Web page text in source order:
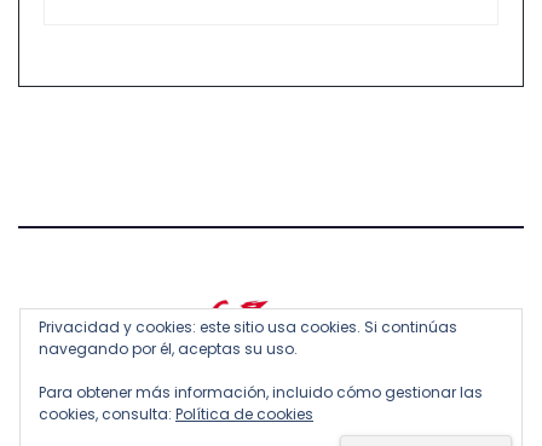
Privacidad y cookies: este sitio usa cookies. Si continúas
navegando por él, aceptas su uso.
Para obtener más información, incluido cómo gestionar las
cookies, consulta: Política de cookies